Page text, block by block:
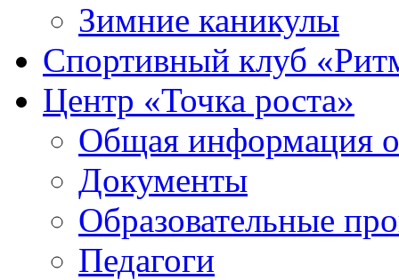
Зимние каникулы
Спортивный клуб
Центр «Точка роста»
Общая информация о
Документы
Образовательные
Педагоги